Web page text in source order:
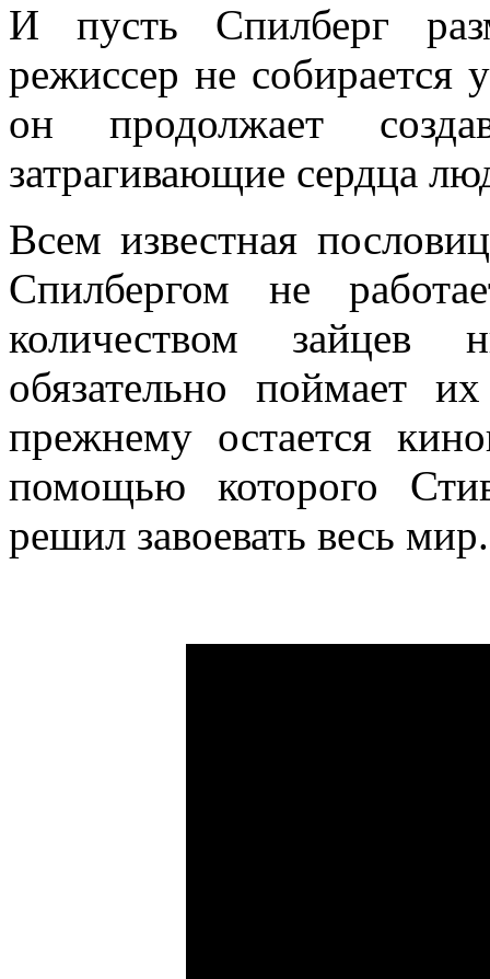
И пусть Спилберг
режиссер не собирается
он продолжает
затрагивающие сердца
Всем известная
Спилбергом не
количеством зайцев
обязательно поймает
прежнему остается
помощью которого
решил завоевать весь мир.